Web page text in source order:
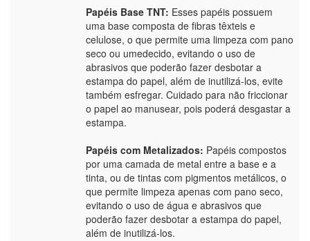
Papéis Base TNT: Esses papéis possuem
uma base composta de fibras têxteis e
celulose, o que permite uma limpeza com pano
seco ou umedecido, evitando o uso de
abrasivos que poderão fazer desbotar a
estampa do papel, além de inutilizá-los, evite
também esfregar. Cuidado para não friccionar
o papel ao manusear, pois poderá desgastar a
estampa.
Papéis com Metalizados: Papéis compostos
por uma camada de metal entre a base e a
tinta, ou de tintas com pigmentos metálicos, o
que permite limpeza apenas com pano seco,
evitando o uso de água e abrasivos que
poderão fazer desbotar a estampa do papel,
além de inutilizá-los.